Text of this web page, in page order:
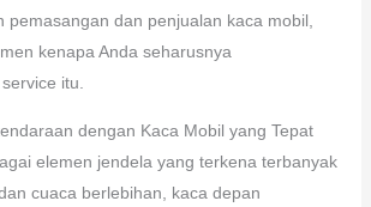
pemasangan dan penjualan kaca mobil,
kenapa Anda seharusnya
itu.
dengan Kaca Mobil yang Tepat
elemen jendela yang terkena terbanyak
cuaca berlebihan, kaca depan